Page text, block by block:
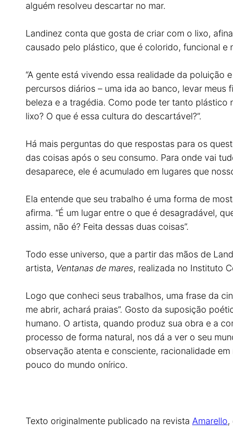
alguém resolveu descartar no mar.
Landinez conta que gosta de criar com o lixo,
causado pelo plástico, que é colorido, funcional e
“A gente está vivendo essa realidade da poluição
percursos diários – uma ida ao banco, levar
beleza e a tragédia. Como pode ter tanto plástico
lixo? O que é essa cultura do descartável?”.
Há mais perguntas do que respostas para os
das coisas após o seu consumo. Para onde vai
desaparece, ele é acumulado em lugares que
Ela entende que seu trabalho é uma forma de
afirma. “É um lugar entre o que é desagradável,
assim, não é? Feita dessas duas coisas”.
Todo esse universo, que a partir das mãos de
artista, Ventanas de mares, realizada no Instituto
Logo que conheci seus trabalhos, uma frase da
me abrir, achará praias”. Gosto da suposição
humano. O artista, quando produz sua obra e a
processo de forma natural, nos dá a ver o seu
observação atenta e consciente, racionalidade
pouco do mundo onírico.
Texto originalmente publicado na revista Amarello,